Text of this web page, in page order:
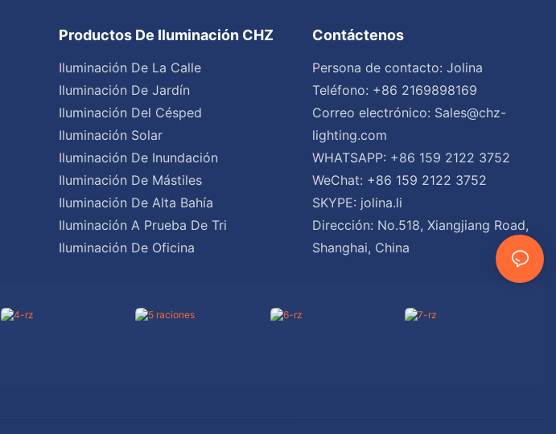
Productos De Iluminación CHZ
Iluminación De La Calle
Iluminación De Jardín
Iluminación Del Césped
Iluminación Solar
Iluminación De Inundación
Iluminación De Mástiles
Iluminación De Alta Bahía
Iluminación A Prueba De Tri
Iluminación De Oficina
Contáctenos
Persona de contacto: Jolina
Teléfono: +86 2169898169
Correo electrónico: Sales@chz-
lighting.com
WHATSAPP: +86 159 2122 3752
WeChat: +86 159 2122 3752
SKYPE: jolina.li
Dirección: No.518, Xiangjiang Road,
Shanghai, China